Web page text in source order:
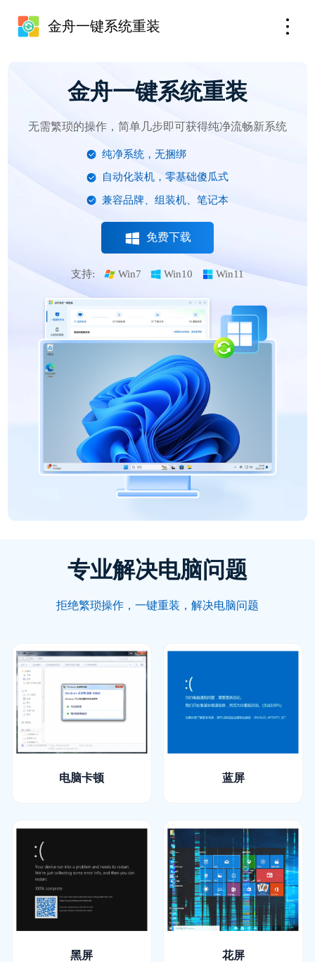
金舟一键系统重装
金舟一键系统重装
无需繁琐的操作，简单几步即可获得纯净流畅新系统
纯净系统，无捆绑
自动化装机，零基础傻瓜式
兼容品牌、组装机、笔记本
免费下载
支持: Win7 Win10 Win11
专业解决电脑问题
拒绝繁琐操作，一键重装，解决电脑问题
电脑卡顿 蓝屏
黑屏 花屏